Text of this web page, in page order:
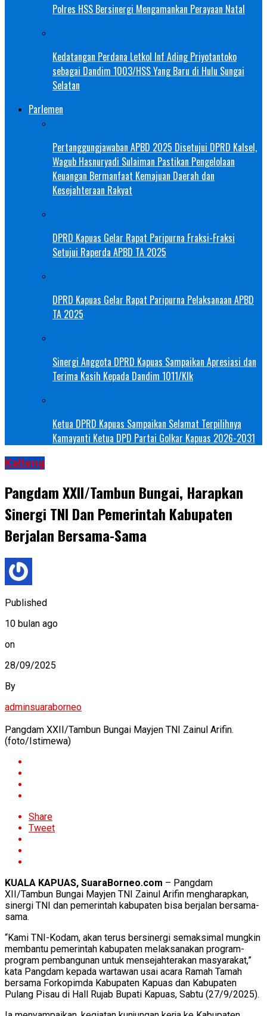
Polres HSS Bersinergi Mengamankan Perayaan Natal
Kedatangan Perdana Letkol Inf Ading Priyotantoko
sebagai Dandim 1003/HSS Yang Baru di Hulu Sungai
Selatan
Parlemen
Pertanggungjawaban APBD 2025 Disetujui DPRD Kalsel,
Wagub Hasnuryadi Sulaiman Pastikan Pengelolaan
Keuangan Bermanfaat Kemajuan Daerah dan
Kesejahteraan Rakyat
DPRD Kapuas Gelar Rapat Paripurna Fraksi-Fraksi
Setujui Raperda APBD TA 2025
DPRD Kapuas Gelar Rapat Paripurna Pelaksanaan APBD
TA 2025
Sinergi Anggota DPRD Kapuas Sampaikan Apresiasi dan
Terima Kasih Kepada Dandim 1011/Klk
Ketua DPRD Kapuas Sampaikan Selamat Terpilihnya
Kamayanti Ketua DPD Partai Golkar Kapuas 2026-2031
Kalteng
Pangdam XXII/Tambun Bungai, Harapkan
Sinergi TNI Dan Pemerintah Kabupaten
Berjalan Bersama-Sama
Published
10 bulan ago
on
28/09/2025
By
adminsuaraborneo
Pangdam XXII/Tambun Bungai Mayjen TNI Zainul Arifin.
(foto/Istimewa)
Share
Tweet
KUALA KAPUAS, SuaraBorneo.com – Pangdam
XII/Tambun Bungai Mayjen TNI Zainul Arifin mengharapkan,
sinergi TNI dan pemerintah kabupaten bisa berjalan bersama-
sama.
“Kami TNI-Kodam, akan terus bersinergi semaksimal mungkin
membantu pemerintah kabupaten melaksanakan program-
program pembangunan untuk mensejahterakan masyarakat,”
kata Pangdam kepada wartawan usai acara Ramah Tamah
bersama Forkopimda Kabupaten Kapuas dan Kabupaten
Pulang Pisau di Hall Rujab Bupati Kapuas, Sabtu (27/9/2025).